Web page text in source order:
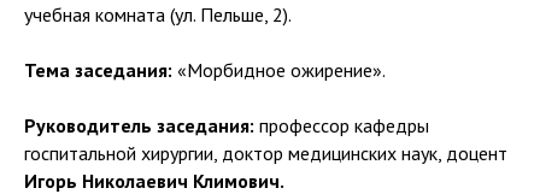
учебная комната (ул. Пельше, 2).
Тема заседания: «Морбидное ожирение».
Руководитель заседания: профессор кафедры
госпитальной хирургии, доктор медицинских наук, доцент
Игорь Николаевич Климович.